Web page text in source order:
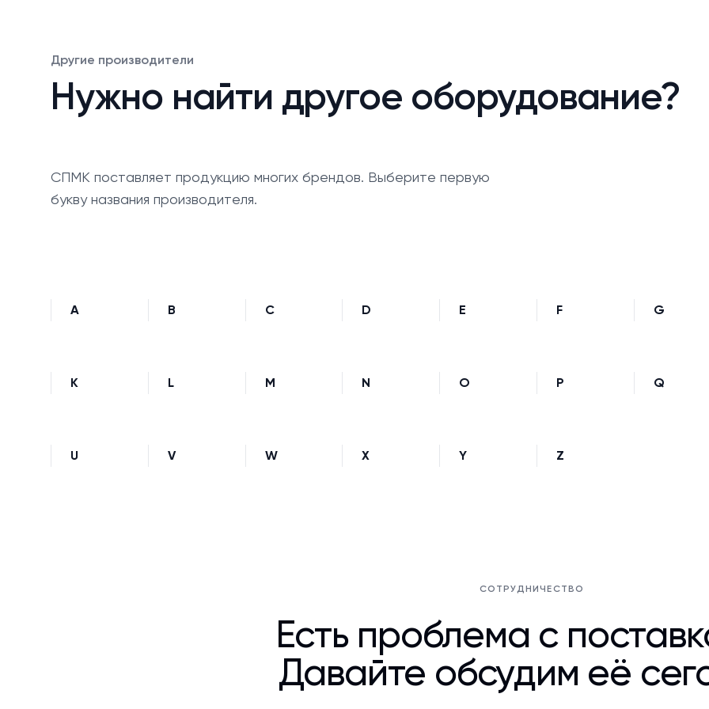
Другие производители
Нужно найти другое оборудование?
СПМК поставляет продукцию многих брендов. Выберите первую
букву названия производителя.
A B C D E F G
K L M N O P Q
U V W X Y Z
СОТРУДНИЧЕСТВО
Есть проблема с
Давайте обсудим её